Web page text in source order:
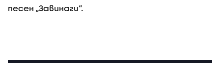
песен „Завинаги“.